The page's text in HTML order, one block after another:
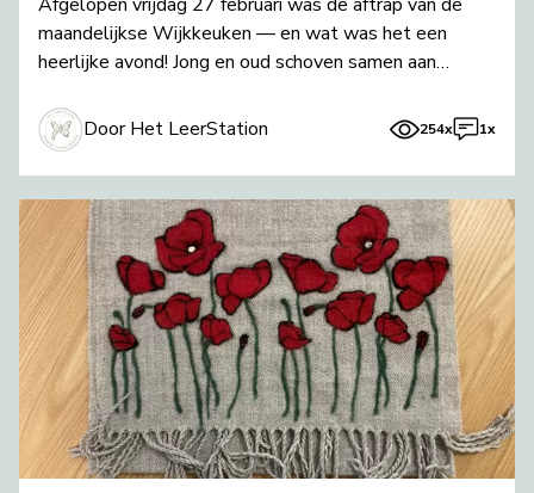
maandelijkse Wijkkeuken — en wat was het een
heerlijke avond! Jong en oud schoven samen aan
Door Het LeerStation
254x 1x